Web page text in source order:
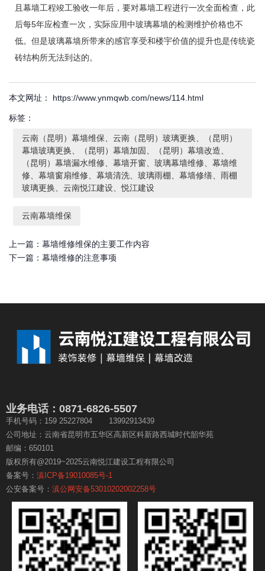
且幕墙工程竣工验收一年后，要对幕墙工程进行一次全面检查，此
后每5年应检查一次，实际应用中玻璃幕墙的检测维护价格也不
低。但是玻璃幕墙所带来的感官享受和楼宇价值的提升也是传统瓷
砖结构所无法到达的。
本文网址： https://www.ynmqwb.com/news/114.html
标签：
云南（昆明）幕墙维保、云南（昆明）玻璃更换、（昆明）
幕墙玻璃更换、（昆明）幕墙加固、（昆明）幕墙改造、
（昆明）幕墙漏水维修、幕墙开窗、玻璃幕墙维修、幕墙维
修、幕墙窗扇维修、幕墙清洗、玻璃雨棚、幕墙修缮、雨棚
玻璃更换、云南悦江建设、悦江建设
云南幕墙维保
上一篇： 幕墙维修维保的主要工作内容
下一篇： 幕墙维修的注意事项
业务电话：0871-6826-5507
手机号码：159 25227804 13992913439
公司地址：云南省昆明市五华区高新区科新路西城时代韶华苑
邮编：650101
版权所有@2019~2025云南悦江建设工程有限公司
备案号： 滇ICP备19010085号-1
公安备案号： 滇公网安备53010202002258号